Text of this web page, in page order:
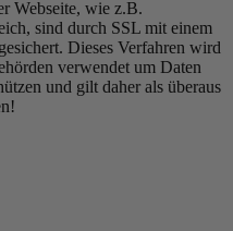
Webseite, wie z.B.
sind durch SSL mit einem
Dieses Verfahren wird
verwendet um Daten
und gilt daher als überaus